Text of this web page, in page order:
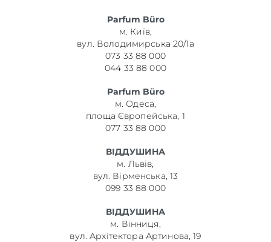
Parfum Büro
м. Київ,
вул. Володимирська 20/1а
073 33 88 000
044 33 88 000
Parfum Büro
м. Одеса,
площа Європейська, 1
077 33 88 000
ВІДДУШИНА
м. Львів,
вул. Вірменська, 13
099 33 88 000
ВІДДУШИНА
м. Вінниця,
вул. Архітектора Артинова, 19